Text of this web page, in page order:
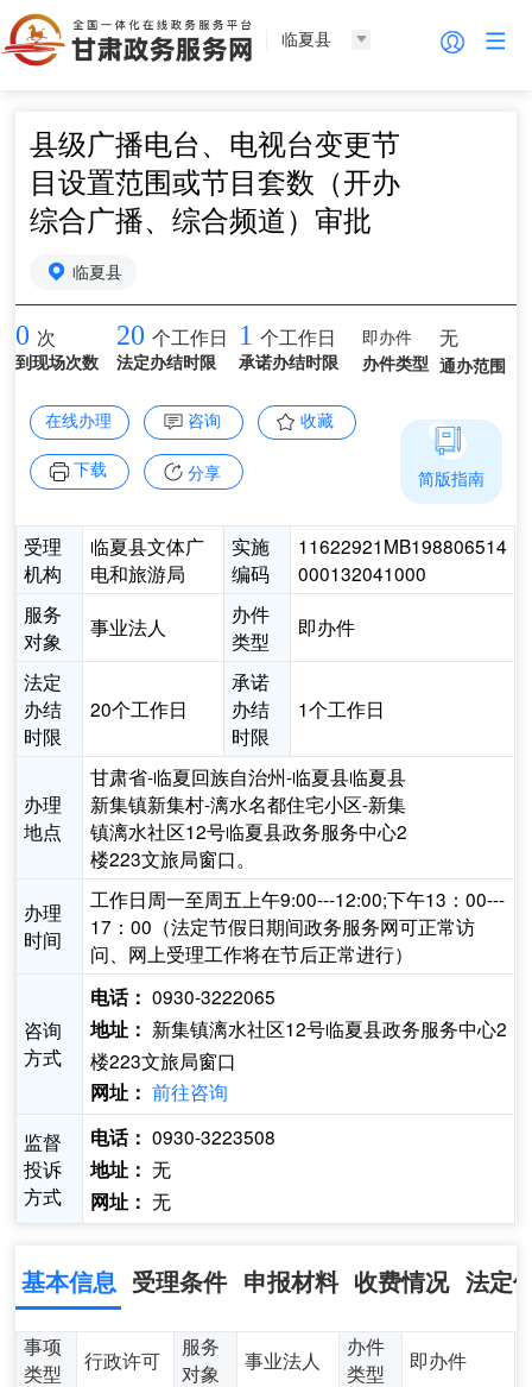
临夏县
县级广播电台、电视台变更节
目设置范围或节目套数（开办
综合广播、综合频道）审批
临夏县
0 次
到现场次数
20 个工作日
法定办结时限
1 个工作日
承诺办结时限
即办件
办件类型
无
通办范围
在线办理 咨询 收藏
下载 分享
受理
机构
临夏县文体广
电和旅游局
实施
编码
11622921MB198806514
000132041000
服务
对象
事业法人
办件
类型
即办件
法定
办结
时限
20个工作日
承诺
办结
时限
1个工作日
办理
地点
甘肃省-临夏回族自治州-临夏县临夏县
新集镇新集村-漓水名都住宅小区-新集
镇漓水社区12号临夏县政务服务中心2
楼223文旅局窗口。
办理
时间
工作日周一至周五上午9:00---12:00;下午13：00---
17：00（法定节假日期间政务服务网可正常访
问、网上受理工作将在节后正常进行）
咨询
方式
电话： 0930-3222065
地址： 新集镇漓水社区12号临夏县政务服务中心2
楼223文旅局窗口
网址： 前往咨询
监督
投诉
方式
电话： 0930-3223508
地址： 无
网址： 无
简版指南
基本信息 受理条件 申报材料 收费情况 法定
事项
类型
行政许可
服务
对象
事业法人
办件
类型
即办件